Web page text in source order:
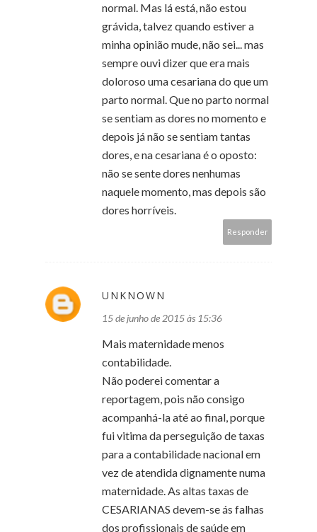
normal. Mas lá está, não estou
grávida, talvez quando estiver a
minha opinião mude, não sei... mas
sempre ouvi dizer que era mais
doloroso uma cesariana do que um
parto normal. Que no parto normal
se sentiam as dores no momento e
depois já não se sentiam tantas
dores, e na cesariana é o oposto:
não se sente dores nenhumas
naquele momento, mas depois são
dores horríveis.
Responder
UNKNOWN
15 de junho de 2015 às 15:36
Mais maternidade menos
contabilidade.
Não poderei comentar a
reportagem, pois não consigo
acompanhá-la até ao final, porque
fui vitima da perseguição de taxas
para a contabilidade nacional em
vez de atendida dignamente numa
maternidade. As altas taxas de
CESARIANAS devem-se ás falhas
dos profissionais de saúde em